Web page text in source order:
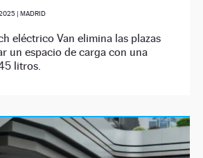
| MADRID
eléctrico Van elimina las plazas
un espacio de carga con una
litros.